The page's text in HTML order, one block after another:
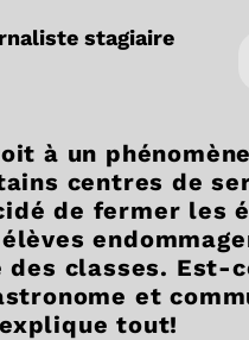
stagiaire
à un
centres de
de fermer les
classes. Est-
et
tout!